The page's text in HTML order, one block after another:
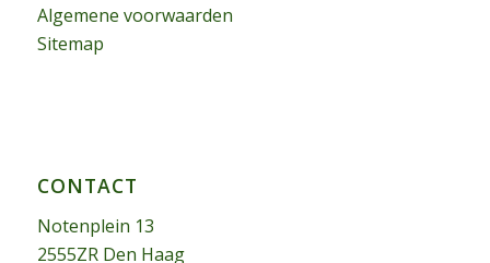
Algemene voorwaarden
Sitemap
CONTACT
Notenplein 13
2555ZR Den Haag